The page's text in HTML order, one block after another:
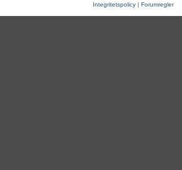
Integritetspolicy | Forumregler